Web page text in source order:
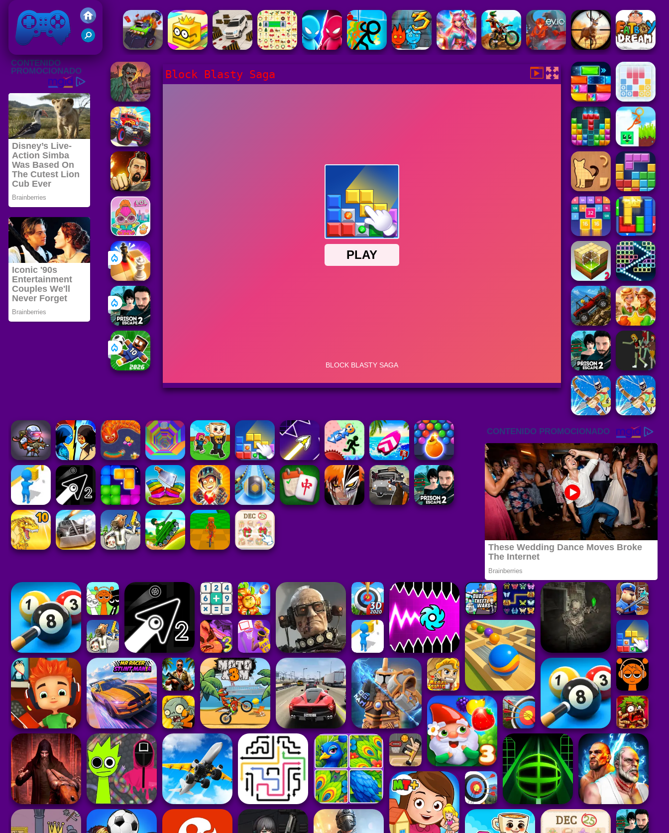
Juegos Friv 2020
Block Blasty Saga